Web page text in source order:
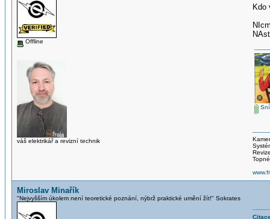
Offline
váš elektrikář a revizní technik
Kdo
Miroslav Minařík
"Nejvyšším úkolem není teoretické poznání, nýbrž praktické umění žít!" Sokrates